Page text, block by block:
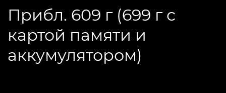
Прибл. 609 г (699 г с
картой памяти и
аккумулятором)